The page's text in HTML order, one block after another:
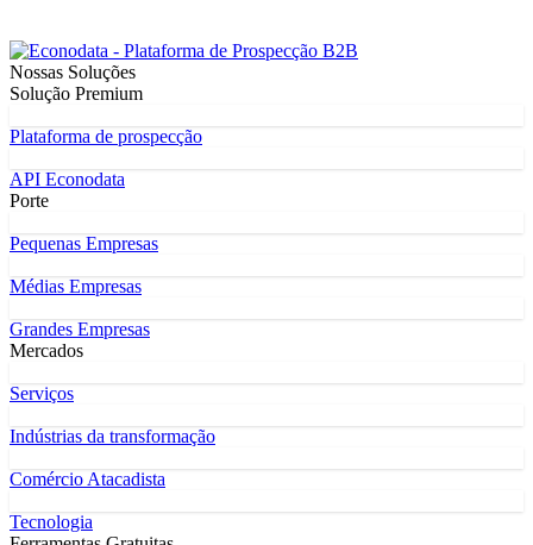
Nossas Soluções
Solução Premium
Plataforma de prospecção
API Econodata
Porte
Pequenas Empresas
Médias Empresas
Grandes Empresas
Mercados
Serviços
Indústrias da transformação
Comércio Atacadista
Tecnologia